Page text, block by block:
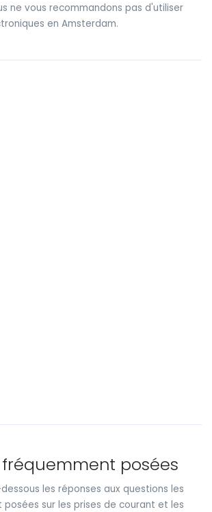
ne vous recommandons pas d'utiliser
en Amsterdam.
posées
les réponses aux questions les
sur les prises de courant et les